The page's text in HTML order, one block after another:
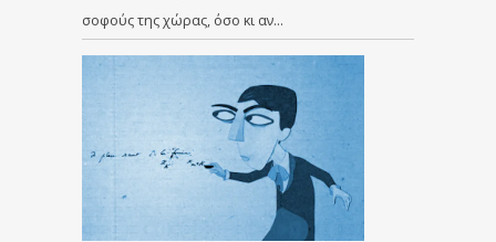
σοφούς της χώρας, όσο κι αν…